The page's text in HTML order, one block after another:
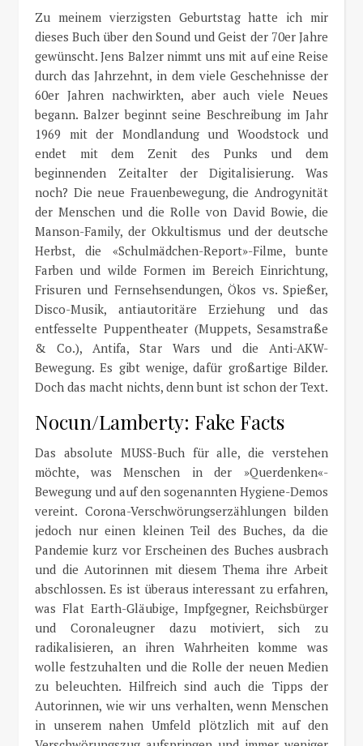
Zu meinem vierzigsten Geburtstag hatte ich mir
dieses Buch über den Sound und Geist der 70er Jahre
gewünscht. Jens Balzer nimmt uns mit auf eine Reise
durch das Jahrzehnt, in dem viele Geschehnisse der
60er Jahren nachwirkten, aber auch viele Neues
begann. Balzer beginnt seine Beschreibung im Jahr
1969 mit der Mondlandung und Woodstock und
endet mit dem Zenit des Punks und dem
beginnenden Zeitalter der Digitalisierung. Was
noch? Die neue Frauenbewegung, die Androgynität
der Menschen und die Rolle von David Bowie, die
Manson-Family, der Okkultismus und der deutsche
Herbst, die «Schulmädchen-Report»-Filme, bunte
Farben und wilde Formen im Bereich Einrichtung,
Frisuren und Fernsehsendungen, Ökos vs. Spießer,
Disco-Musik, antiautoritäre Erziehung und das
entfesselte Puppentheater (Muppets, Sesamstraße
& Co.), Antifa, Star Wars und die Anti-AKW-
Bewegung. Es gibt wenige, dafür großartige Bilder.
Doch das macht nichts, denn bunt ist schon der Text.
Nocun/Lamberty: Fake Facts
Das absolute MUSS-Buch für alle, die verstehen
möchte, was Menschen in der »Querdenken«-
Bewegung und auf den sogenannten Hygiene-Demos
vereint. Corona-Verschwörungserzählungen bilden
jedoch nur einen kleinen Teil des Buches, da die
Pandemie kurz vor Erscheinen des Buches ausbrach
und die Autorinnen mit diesem Thema ihre Arbeit
abschlossen. Es ist überaus interessant zu erfahren,
was Flat Earth-Gläubige, Impfgegner, Reichsbürger
und Coronaleugner dazu motiviert, sich zu
radikalisieren, an ihren Wahrheiten komme was
wolle festzuhalten und die Rolle der neuen Medien
zu beleuchten. Hilfreich sind auch die Tipps der
Autorinnen, wie wir uns verhalten, wenn Menschen
in unserem nahen Umfeld plötzlich mit auf den